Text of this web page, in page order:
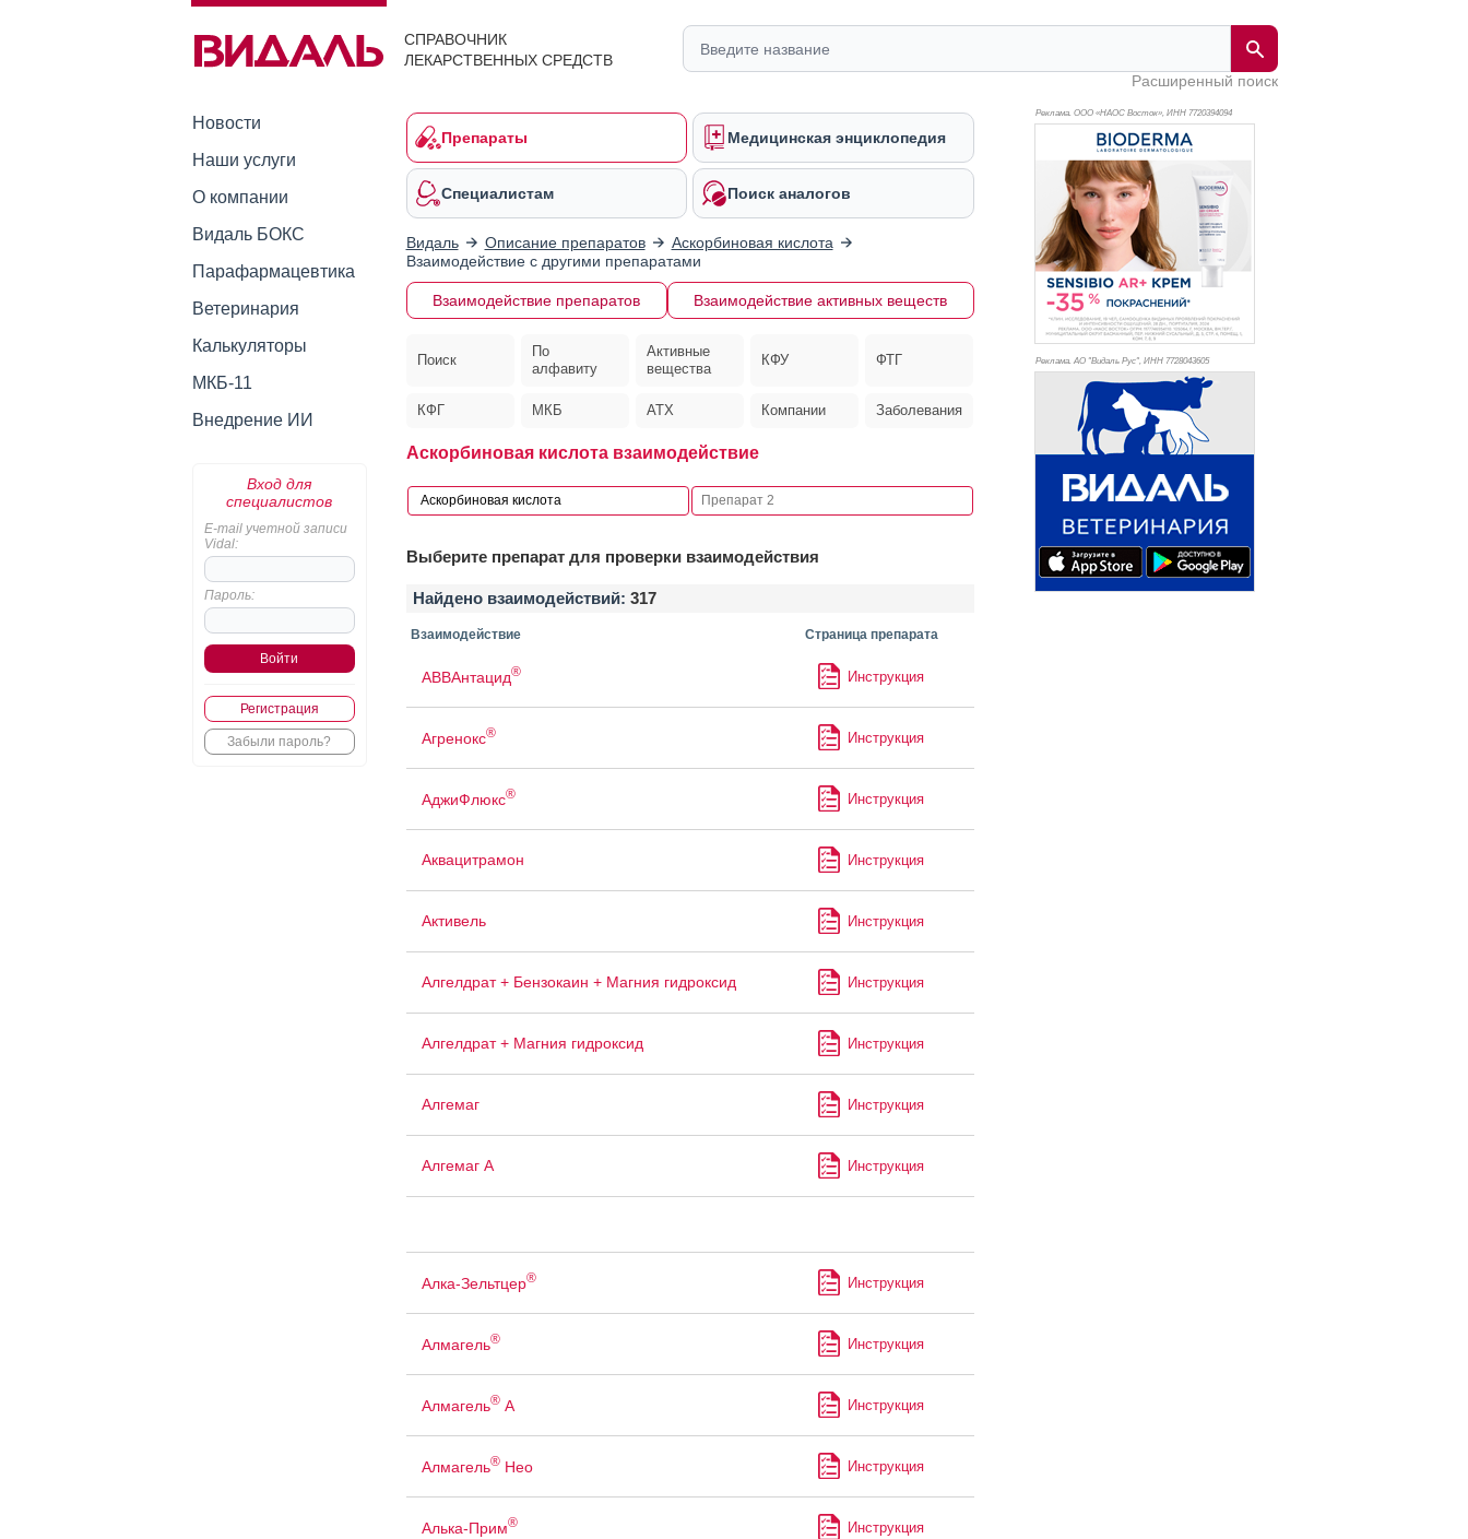
СПРАВОЧНИК
ЛЕКАРСТВЕННЫХ СРЕДСТВ
Расширенный поиск
Новости
Наши услуги
О компании
Видаль БОКС
Парафармацевтика
Ветеринария
Калькуляторы
МКБ-11
Внедрение ИИ
Вход для
специалистов
E-mail учетной записи
Vidal:
Пароль:
Регистрация
Забыли пароль?
Препараты Медицинская энциклопедия
Специалистам Поиск аналогов
Видаль Описание препаратов
Аскорбиновая кислота
Взаимодействие с другими препаратами
Взаимодействие препаратов Взаимодействие активных веществ
Поиск
По
алфавиту
Активные
вещества
КФУ ФТГ
КФГ МКБ АТХ Компании Заболевания
Аскорбиновая кислота взаимодействие
Выберите препарат для проверки взаимодействия
Найдено взаимодействий: 317
Взаимодействие Страница препарата
АВВАнтацид® Инструкция
Агренокс® Инструкция
АджиФлюкс® Инструкция
Аквацитрамон Инструкция
Активель Инструкция
Алгелдрат + Бензокаин + Магния гидроксид Инструкция
Алгелдрат + Магния гидроксид Инструкция
Алгемаг Инструкция
Алгемаг А Инструкция
Алка-Зельтцер® Инструкция
Алмагель® Инструкция
Алмагель®А Инструкция
Алмагель®Нео Инструкция
Алька-Прим® Инструкция
Реклама. ООО «НАОС Восток», ИНН 7720394094
Реклама. АО "Видаль Рус", ИНН 7728043605